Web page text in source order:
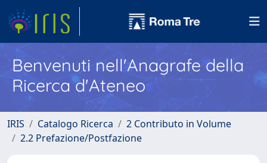
Benvenuti nell'Anagrafe della
Ricerca d'Ateneo
IRIS Catalogo Ricerca
2 Contributo in Volume
2.2 Prefazione/Postfazione